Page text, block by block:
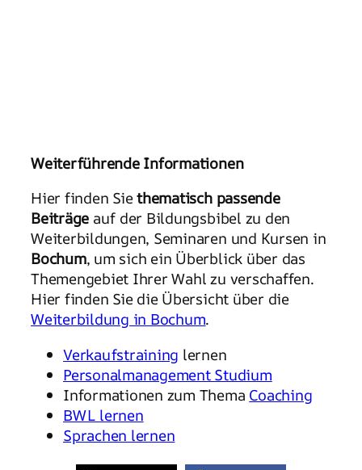
Weiterführende Informationen
Hier finden Siethematisch passende
Beiträge auf der Bildungsbibel zu den
Weiterbildungen, Seminaren und Kursen in
Bochum, um sich ein Überblick über das
Themengebiet Ihrer Wahl zu verschaffen.
Hier finden Sie die Übersicht über die
Weiterbildung in Bochum.
Verkaufstraining lernen
Personalmanagement Studium
Informationen zum Thema Coaching
BWL lernen
Sprachen lernen